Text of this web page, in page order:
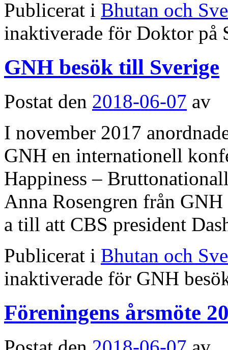
Publicerat i Bhutan och
inaktiverade för Doktor på
GNH besök till Sverige
Postat den 2018-06-07 av
I november 2017
GNH en internationell
Happiness –
Anna Rosengren från
a till att CBS president
Publicerat i Bhutan och
inaktiverade för GNH
Föreningens årsmöte